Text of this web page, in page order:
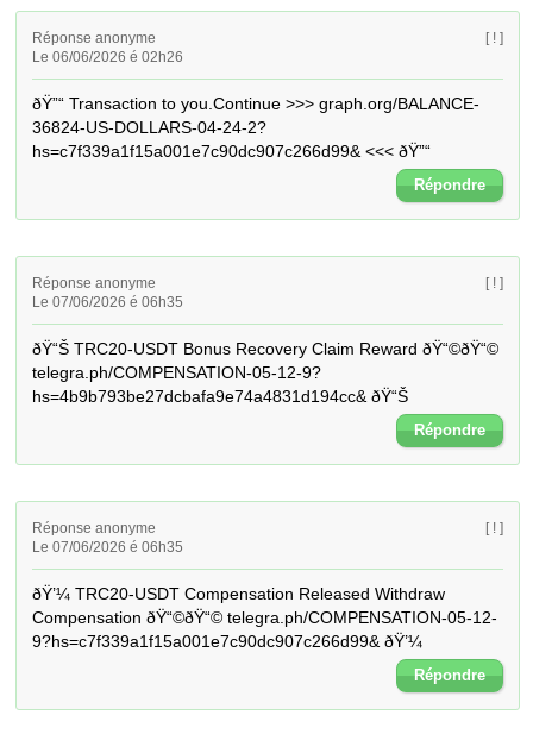
Réponse anonyme
Le 06/06/2026 é 02h26
[ ! ]
ðŸ”“ Transaction to you.Continue >>> graph.org/BALANCE-
36824-US-DOLLARS-04-24-2?
hs=c7f339a1f15a001e7c90dc907c266d99& <<< ðŸ”“
Répondre
Réponse anonyme
Le 07/06/2026 é 06h35
[ ! ]
ðŸ“Š TRC20-USDT Bonus Recovery Claim Reward ðŸ“©ðŸ“©
telegra.ph/COMPENSATION-05-12-9?
hs=4b9b793be27dcbafa9e74a4831d194cc& ðŸ“Š
Répondre
Réponse anonyme
Le 07/06/2026 é 06h35
[ ! ]
ðŸ’¼ TRC20-USDT Compensation Released Withdraw
Compensation ðŸ“©ðŸ“© telegra.ph/COMPENSATION-05-12-
9?hs=c7f339a1f15a001e7c90dc907c266d99& ðŸ’¼
Répondre